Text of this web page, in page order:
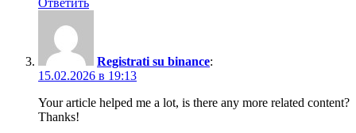
Registrati su binance:
15.02.2026 в 19:13
Your article helped me a lot, is there any more related content?
Thanks!